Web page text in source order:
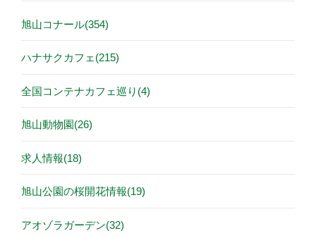
旭山コナール(354)
ハナサクカフェ(215)
全国コンテナカフェ巡り(4)
旭山動物園(26)
求人情報(18)
旭山公園の桜開花情報(19)
アオゾラガーデン(32)